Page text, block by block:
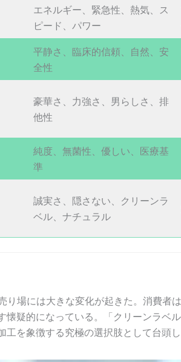
エネルギー、緊急性、熱気、ス
ピード、パワー
平静さ、臨床的信頼、自然、安
全性
豪華さ、力強さ、男らしさ、排
他性
純度、無菌性、優しい、医療基
準
誠実さ、隠さない、クリーンラ
ベル、ナチュラル
り場には大きな変化が起きた。消費者
懐疑的になっている。「クリーンラベ
工を象徴する究極の選択肢として台頭